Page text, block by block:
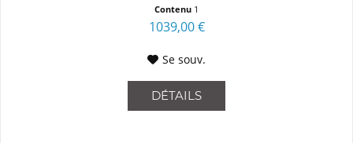
Contenu 1
1039,00 €
Se souv.
DÉTAILS